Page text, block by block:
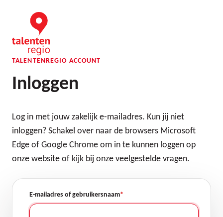
de
gaan
TALENTENREGIO ACCOUNT
Inloggen
Log in met jouw zakelijk e-mailadres. Kun jij niet
inloggen? Schakel over naar de browsers Microsoft
Edge of Google Chrome om in te kunnen loggen op
onze website of kijk bij onze veelgestelde vragen.
E-mailadres of gebruikersnaam